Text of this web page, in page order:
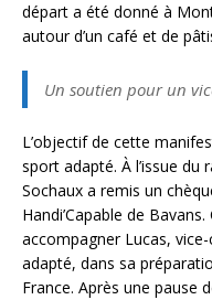
départ a été donné à
autour d’un café et de
Un soutien pour un
L’objectif de cette
sport adapté. À l’issue du
Sochaux a remis un
Handi’Capable de
accompagner Lucas,
adapté, dans sa
France. Après une pause